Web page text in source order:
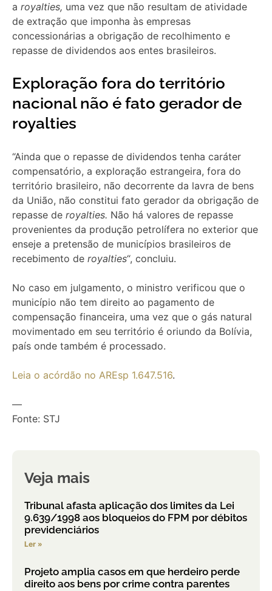
a royalties, uma vez que não resultam de atividade
de extração que imponha às empresas
concessionárias a obrigação de recolhimento e
repasse de dividendos aos entes brasileiros.
Exploração fora do território
nacional não é fato gerador de
royalties
“Ainda que o repasse de dividendos tenha caráter
compensatório, a exploração estrangeira, fora do
território brasileiro, não decorrente da lavra de bens
da União, não constitui fato gerador da obrigação de
repasse de royalties. Não há valores de repasse
provenientes da produção petrolífera no exterior que
enseje a pretensão de municípios brasileiros de
recebimento de royalties“, concluiu.
No caso em julgamento, o ministro verificou que o
município não tem direito ao pagamento de
compensação financeira, uma vez que o gás natural
movimentado em seu território é oriundo da Bolívia,
país onde também é processado.
Leia o acórdão no AREsp 1.647.516.
—
Fonte: STJ
Veja mais
Tribunal afasta aplicação dos limites da Lei
9.639/1998 aos bloqueios do FPM por débitos
previdenciários
Ler »
Projeto amplia casos em que herdeiro perde
direito aos bens por crime contra parentes